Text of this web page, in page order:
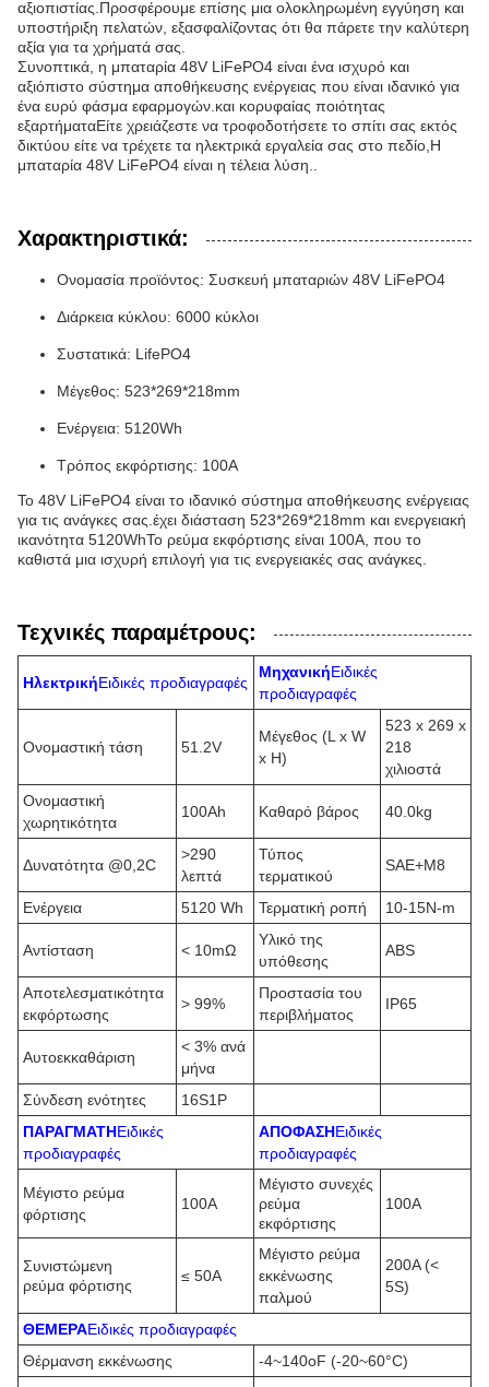
αξιοπιστίας.Προσφέρουμε επίσης μια ολοκληρωμένη εγγύηση και
υποστήριξη πελατών, εξασφαλίζοντας ότι θα πάρετε την καλύτερη
αξία για τα χρήματά σας.
Συνοπτικά, η μπαταρία 48V LiFePO4 είναι ένα ισχυρό και
αξιόπιστο σύστημα αποθήκευσης ενέργειας που είναι ιδανικό για
ένα ευρύ φάσμα εφαρμογών.και κορυφαίας ποιότητας
εξαρτήματαΕίτε χρειάζεστε να τροφοδοτήσετε το σπίτι σας εκτός
δικτύου είτε να τρέχετε τα ηλεκτρικά εργαλεία σας στο πεδίο,Η
μπαταρία 48V LiFePO4 είναι η τέλεια λύση..
Χαρακτηριστικά:
Ονομασία προϊόντος: Συσκευή μπαταριών 48V LiFePO4
Διάρκεια κύκλου: 6000 κύκλοι
Συστατικά: LifePO4
Μέγεθος: 523*269*218mm
Ενέργεια: 5120Wh
Τρόπος εκφόρτισης: 100A
Το 48V LiFePO4 είναι το ιδανικό σύστημα αποθήκευσης ενέργειας
για τις ανάγκες σας.έχει διάσταση 523*269*218mm και ενεργειακή
ικανότητα 5120WhΤο ρεύμα εκφόρτισης είναι 100A, που το
καθιστά μια ισχυρή επιλογή για τις ενεργειακές σας ανάγκες.
Τεχνικές παραμέτρους:
ΗλεκτρικήΕιδικές προδιαγραφές
ΜηχανικήΕιδικές
προδιαγραφές
Ονομαστική τάση 51.2V
Μέγεθος (L x W
x H)
523 x 269 x
218
χιλιοστά
Ονομαστική
χωρητικότητα
100Ah Καθαρό βάρος 40.0kg
Δυνατότητα @0,2C
>290
λεπτά
Τύπος
τερματικού
SAE+M8
Ενέργεια 5120 Wh Τερματική ροπή 10-15N-m
Αντίσταση < 10mΩ
Υλικό της
υπόθεσης
ABS
Αποτελεσματικότητα
εκφόρτωσης
> 99%
Προστασία του
περιβλήματος
IP65
Αυτοεκκαθάριση
< 3% ανά
μήνα
Σύνδεση ενότητες
16S1P
ΠΑΡΑΓΜΑΤΗΕιδικές
προδιαγραφές
ΑΠΟΦΑΣΗΕιδικές
προδιαγραφές
Μέγιστο ρεύμα
φόρτισης
100A
Μέγιστο συνεχές
ρεύμα
εκφόρτισης
100A
Συνιστώμενη
ρεύμα φόρτισης
≤ 50A
Μέγιστο ρεύμα
εκκένωσης
παλμού
200A (<
5S)
ΘΕΜΕΡΑΕιδικές προδιαγραφές
Θέρμανση εκκένωσης
-4~140oF (-20~60°C)